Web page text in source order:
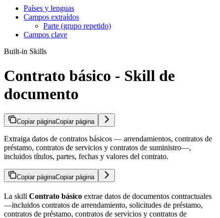
Países y lenguas
Campos extraídos
Parte (grupo repetido)
Campos clave
Built-in Skills
Contrato básico - Skill de
documento
Copiar páginaCopiar página
Extraiga datos de contratos básicos — arrendamientos, contratos de
préstamo, contratos de servicios y contratos de suministro—,
incluidos títulos, partes, fechas y valores del contrato.
Copiar páginaCopiar página
La skill Contrato básico extrae datos de documentos contractuales
—incluidos contratos de arrendamiento, solicitudes de préstamo,
contratos de préstamo, contratos de servicios y contratos de